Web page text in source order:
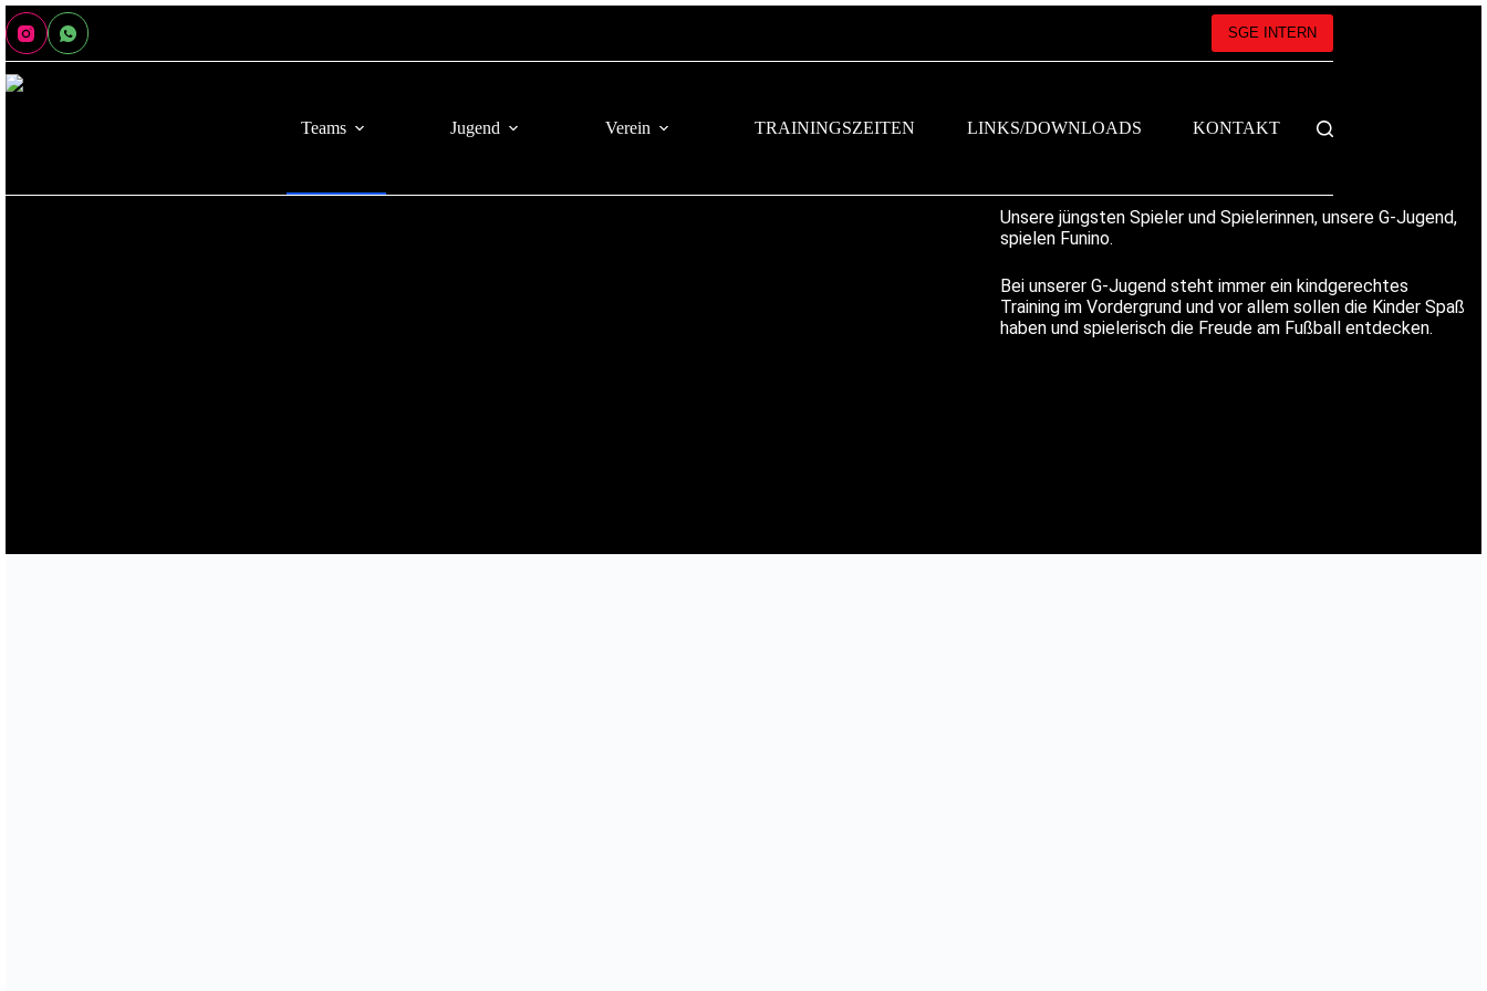
SGE INTERN
Teams Jugend Verein TRAININGSZEITEN LINKS/DOWNLOADS KONTAKT
Unsere jüngsten Spieler und Spielerinnen, unsere G-Jugend,
spielen Funino.
Bei unserer G-Jugend steht immer ein kindgerechtes
Training im Vordergrund und vor allem sollen die Kinder Spaß
haben und spielerisch die Freude am Fußball entdecken.